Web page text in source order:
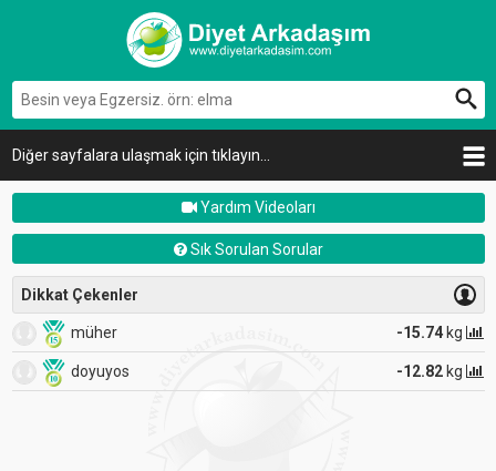
Diğer sayfalara ulaşmak için tıklayın...
Yardım Videoları
Sık Sorulan Sorular
Dikkat Çekenler
müher -15.74 kg
doyuyos -12.82 kg